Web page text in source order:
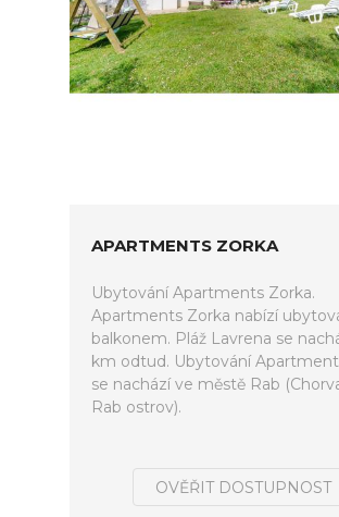
APARTMENTS ZORKA
Ubytování Apartments Zorka.
Apartments Zorka nabízí
balkonem. Pláž Lavrena se
km odtud. Ubytování
se nachází ve městě Rab
Rab ostrov).
OVĚŘIT DOSTUPNOST